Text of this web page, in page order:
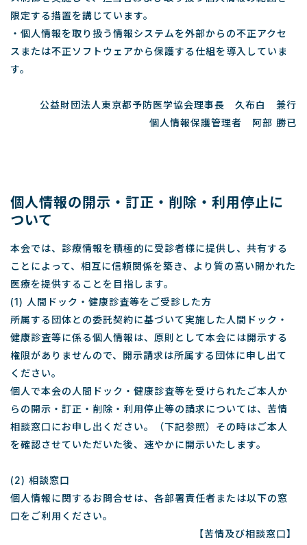
限定する措置を講じています。
・個人情報を取り扱う情報システムを外部からの不正アクセ
スまたは不正ソフトウェアから保護する仕組を導入していま
す。
公益財団法人東京都予防医学協会理事長 久布白 兼行
個人情報保護管理者 阿部 勝已
個人情報の開示・訂正・削除・利用停止に
ついて
本会では、診療情報を積極的に受診者様に提供し、共有する
ことによって、相互に信頼関係を築き、より質の高い開かれた
医療を提供することを目指します。
(1) 人間ドック・健康診査等をご受診した方
所属する団体との委託契約に基づいて実施した人間ドック・
健康診査等に係る個人情報は、原則として本会には開示する
権限がありませんので、開示請求は所属する団体に申し出て
ください。
個人で本会の人間ドック・健康診査等を受けられたご本人か
らの開示・訂正・削除・利用停止等の請求については、苦情
相談窓口にお申し出ください。（下記参照）その時はご本人
を確認させていただいた後、速やかに開示いたします。
(2) 相談窓口
個人情報に関するお問合せは、各部署責任者または以下の窓
口をご利用ください。
【苦情及び相談窓口】